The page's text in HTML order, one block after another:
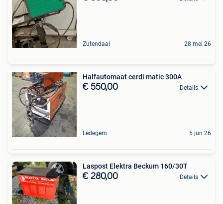
Zutendaal 28 mei 26
Halfautomaat cerdi matic 300A
€ 550,00 Details
Ledegem 5 jun 26
Laspost Elektra Beckum 160/30T
€ 280,00 Details